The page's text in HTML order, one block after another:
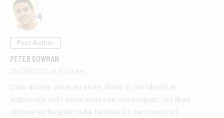
Post Author
PETER BOWMAN
25/08/2023 at 8:09 am
Duis autem vel eum iriure dolor in hendrerit in
vulputate velit esse molestie consequat, vel illum
dolore eu feugiat nulla facilisis at vero eros et